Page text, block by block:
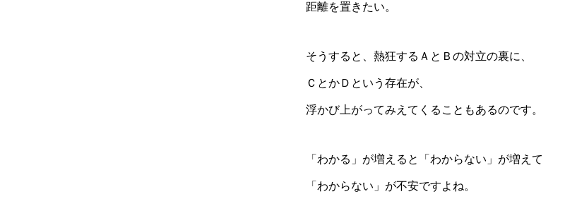
距離を置きたい。
そうすると、熱狂するＡとＢの対立の裏に、
ＣとかＤという存在が、
浮かび上がってみえてくることもあるのです。
「わかる」が増えると「わからない」が増えて
「わからない」が不安ですよね。